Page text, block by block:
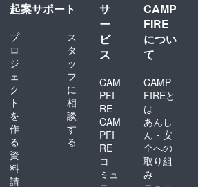
起案サポート
プ
ロ
ジ
ェ
ク
ト
を
作
る
ス
タ
ッ
フ
に
相
談
す
る
資
料
請
サ
ー
ビ
ス
CAM
PFI
RE
CAM
PFI
RE
コ
ミュ
CAMP
FIRE
につい
て
CAMP
FIREと
は
あんし
ん・安
全への
取り組
み